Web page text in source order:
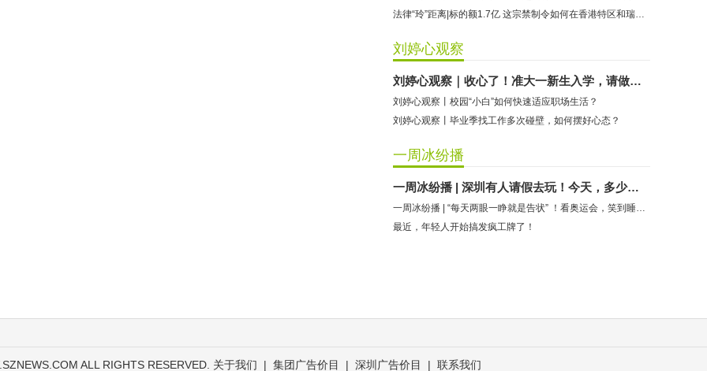
刘婷心观察
刘婷心观察｜收心了！准大一新生入学，请做好这些准备
刘婷心观察丨校园“小白”如何快速适应职场生活？
刘婷心观察丨毕业季找工作多次碰壁，如何摆好心态？
一周冰纷播
一周冰纷播 | 深圳有人请假去玩！今天，多少人为它疯狂？
最近，年轻人开始搞发疯工牌了！
ALL RIGHTS RESERVED. 关于我们 | 集团广告价目 | 深圳广告价目 | 联系我们